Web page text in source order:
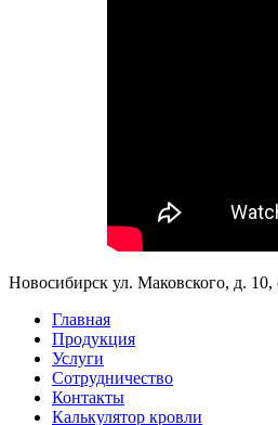
Новосибирск ул. Маковского, д. 10,
Главная
Продукция
Услуги
Сотрудничество
Контакты
Калькулятор кровли